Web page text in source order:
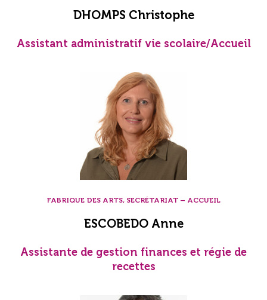
DHOMPS Christophe
Assistant administratif vie scolaire/Accueil
FABRIQUE DES ARTS, SECRÉTARIAT – ACCUEIL
ESCOBEDO Anne
Assistante de gestion finances et régie de
recettes